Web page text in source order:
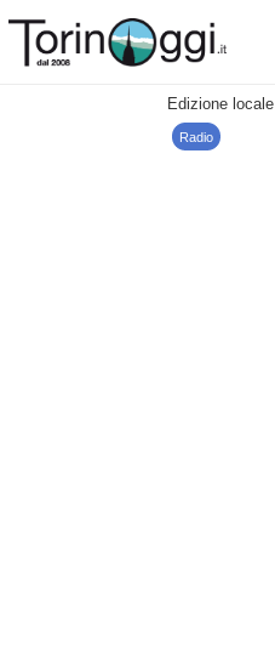
Edizione locale
Radio